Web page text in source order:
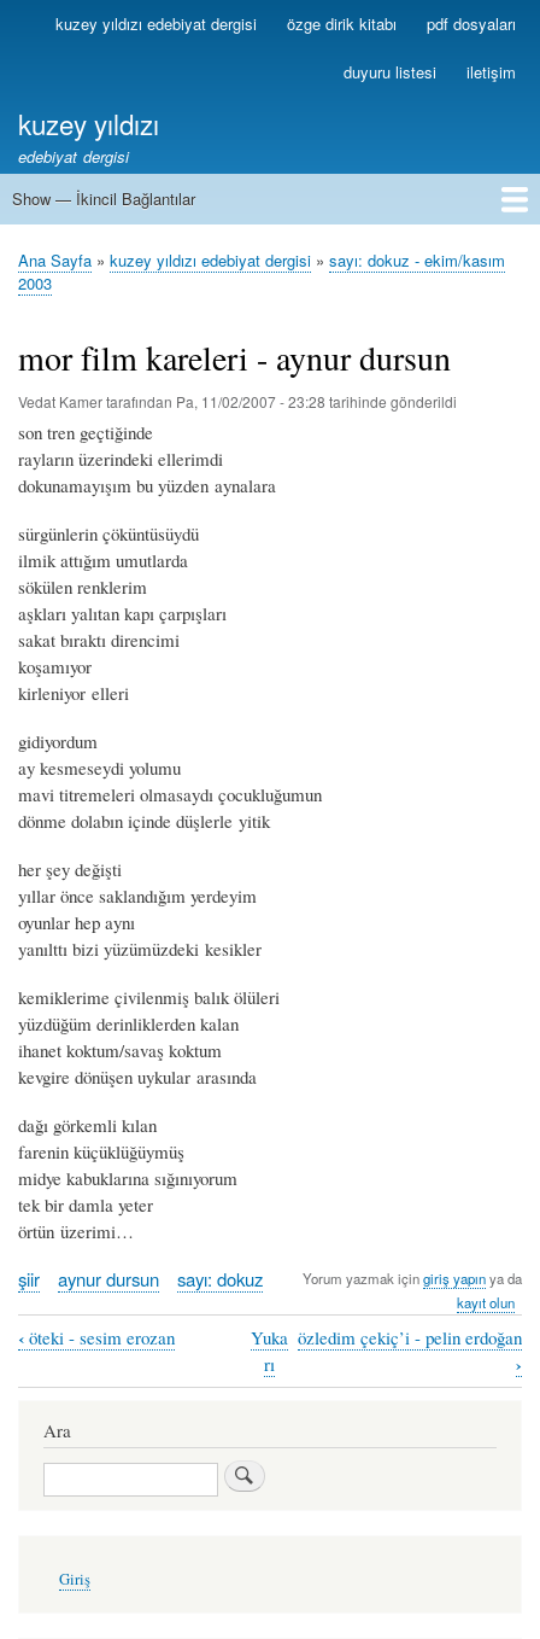
Ana
içeriğe
Birincilkuzey yıldızı edebiyat dergisi özge dirik kitabı pdf dosyaları
duyuru listesi iletişim
kuzey yıldızı
edebiyat dergisi
İkincil
Show — İkincil Bağlantılar
1
2
3
4
5
6
7
8
9
10
11
12
13
Sayfa
Ana Sayfa kuzey yıldızı edebiyat dergisi
sayı: dokuz - ekim/kasım
2003
mor film kareleri - aynur dursun
Vedat Kamertarafından Pa, 11/02/2007 - 23:28 tarihinde gönderildi
son tren geçtiğinde
rayların üzerindeki ellerimdi
dokunamayışım bu yüzden aynalara
sürgünlerin çöküntüsüydü
ilmik attığım umutlarda
sökülen renklerim
aşkları yalıtan kapı çarpışları
sakat bıraktı direncimi
koşamıyor
kirleniyor elleri
gidiyordum
ay kesmeseydi yolumu
mavi titremeleri olmasaydı çocukluğumun
dönme dolabın içinde düşlerle yitik
her şey değişti
yıllar önce saklandığım yerdeyim
oyunlar hep aynı
yanılttı bizi yüzümüzdeki kesikler
kemiklerime çivilenmiş balık ölüleri
yüzdüğüm derinliklerden kalan
ihanet koktum/savaş koktum
kevgire dönüşen uykular arasında
dağı görkemli kılan
farenin küçüklüğüymüş
midye kabuklarına sığınıyorum
tek bir damla yeter
örtün üzerimi…
şiir aynur dursun sayı: dokuz Yorum yazmak içingiriş yapınya da
kayıt olun
Book
traversal
links
for
mor
kareleri
‹ öteki - sesim erozan
Yuka
rı
özledim çekiç’i - pelin erdoğan
›
Ara
Ara
account
Giriş